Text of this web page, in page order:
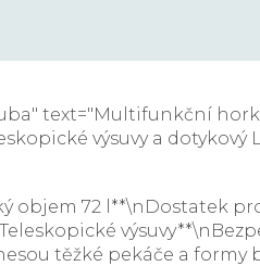
text="Multifunkční
výsuvy a
objem 72 l**\nDostatek
těžké pekáče a formy